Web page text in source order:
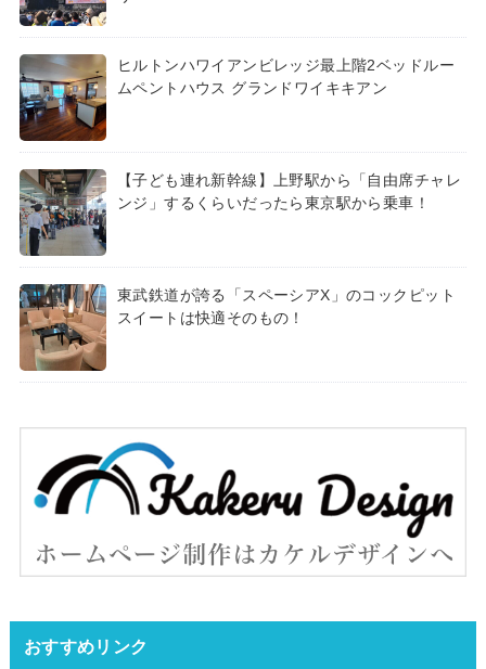
ヒルトンハワイアンビレッジ最上階2ベッドルー
ムペントハウス グランドワイキキアン
【子ども連れ新幹線】上野駅から「自由席チャレ
ンジ」するくらいだったら東京駅から乗車！
東武鉄道が誇る「スペーシアX」のコックピット
スイートは快適そのもの！
おすすめリンク